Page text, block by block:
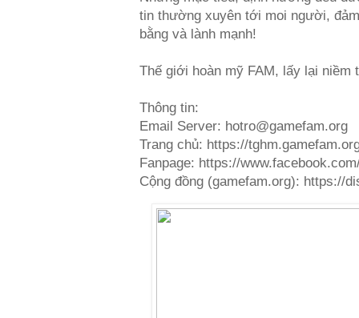
tin thường xuyên tới moi người,
bằng và lành mạnh!
Thế giới hoàn mỹ FAM, lấy lại niềm
Thông tin:
Email Server: hotro@gamefam.org
Trang chủ: https://
Fanpage: https://
Cộng đồng (gamefam.org): https://